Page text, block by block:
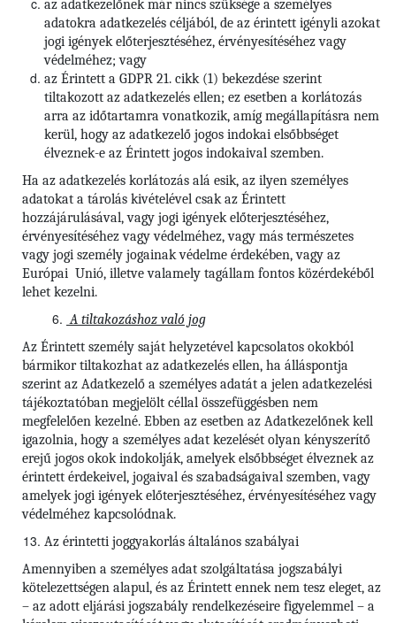
az adatkezelőnek már nincs szüksége a személyes
adatokra adatkezelés céljából, de az érintett igényli azokat
jogi igények előterjesztéséhez, érvényesítéséhez vagy
védelméhez; vagy
az Érintett a GDPR 21. cikk (1) bekezdése szerint
tiltakozott az adatkezelés ellen; ez esetben a korlátozás
arra az időtartamra vonatkozik, amíg megállapításra nem
kerül, hogy az adatkezelő jogos indokai elsőbbséget
élveznek-e az Érintett jogos indokaival szemben.
Ha az adatkezelés korlátozás alá esik, az ilyen személyes
adatokat a tárolás kivételével csak az Érintett
hozzájárulásával, vagy jogi igények előterjesztéséhez,
érvényesítéséhez vagy védelméhez, vagy más természetes
vagy jogi személy jogainak védelme érdekében, vagy az
Európai Unió, illetve valamely tagállam fontos közérdekéből
lehet kezelni.
A tiltakozáshoz való jog
Az Érintett személy saját helyzetével kapcsolatos okokból
bármikor tiltakozhat az adatkezelés ellen, ha álláspontja
szerint az Adatkezelő a személyes adatát a jelen adatkezelési
tájékoztatóban megjelölt céllal összefüggésben nem
megfelelően kezelné. Ebben az esetben az Adatkezelőnek kell
igazolnia, hogy a személyes adat kezelését olyan kényszerítő
erejű jogos okok indokolják, amelyek elsőbbséget élveznek az
érintett érdekeivel, jogaival és szabadságaival szemben, vagy
amelyek jogi igények előterjesztéséhez, érvényesítéséhez vagy
védelméhez kapcsolódnak.
Az érintetti joggyakorlás általános szabályai
Amennyiben a személyes adat szolgáltatása jogszabályi
kötelezettségen alapul, és az Érintett ennek nem tesz eleget, az
– az adott eljárási jogszabály rendelkezéseire figyelemmel – a